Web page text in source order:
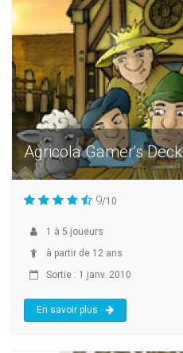
Agricola Gamer's Deck
9/10
1 à 5 joueurs
à partir de 12 ans
Sortie : 1 janv. 2010
En savoir plus